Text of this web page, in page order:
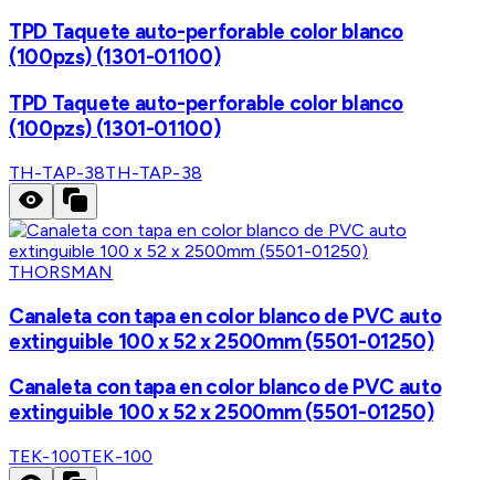
TPD Taquete auto-perforable color blanco
(100pzs) (1301-01100)
TPD Taquete auto-perforable color blanco
(100pzs) (1301-01100)
TH-TAP-38TH-TAP-38
THORSMAN
Canaleta con tapa en color blanco de PVC auto
extinguible 100 x 52 x 2500mm (5501-01250)
Canaleta con tapa en color blanco de PVC auto
extinguible 100 x 52 x 2500mm (5501-01250)
TEK-100TEK-100